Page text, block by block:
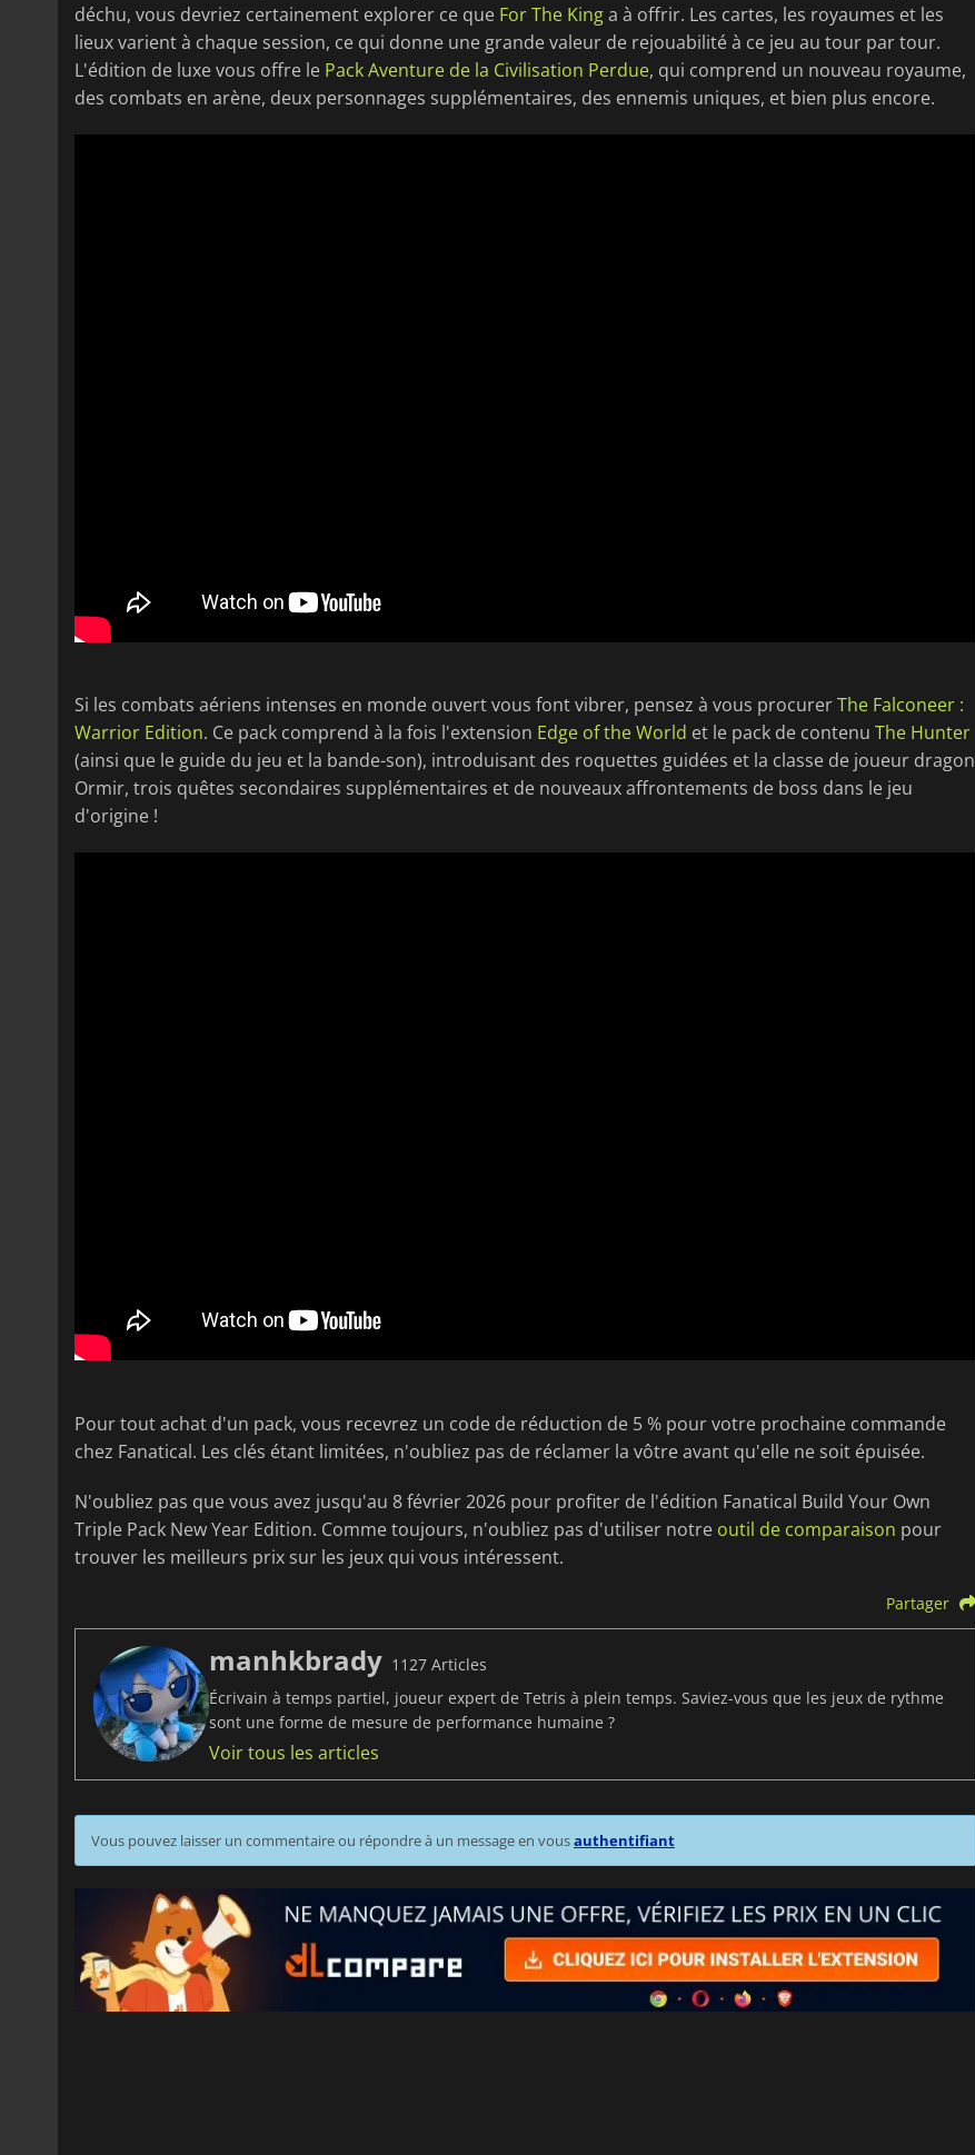
déchu, vous devriez certainement explorer ce que For The Kinga à offrir. Les cartes, les royaumes et les
lieux varient à chaque session, ce qui donne une grande valeur de rejouabilité à ce jeu au tour par tour.
L'édition de luxe vous offre le Pack Aventure de la Civilisation Perdue, qui comprend un nouveau royaume,
des combats en arène, deux personnages supplémentaires, des ennemis uniques, et bien plus encore.
Si les combats aériens intenses en monde ouvert vous font vibrer, pensez à vous procurerThe Falconeer :
Warrior Edition. Ce pack comprend à la fois l'extension Edge of the World et le pack de contenu The Hunter
(ainsi que le guide du jeu et la bande-son), introduisant des roquettes guidées et la classe de joueur dragon
Ormir, trois quêtes secondaires supplémentaires et de nouveaux affrontements de boss dans le jeu
d'origine !
Pour tout achat d'un pack, vous recevrez un code de réduction de 5 % pour votre prochaine commande
chez Fanatical. Les clés étant limitées, n'oubliez pas de réclamer la vôtre avant qu'elle ne soit épuisée.
N'oubliez pas que vous avez jusqu'au 8 février 2026 pour profiter de l'édition Fanatical Build Your Own
Triple Pack New Year Edition. Comme toujours, n'oubliez pas d'utiliser notre outil de comparaison pour
trouver les meilleurs prix sur les jeux qui vous intéressent.
Partager
manhkbrady 1127 Articles
Écrivain à temps partiel, joueur expert de Tetris à plein temps. Saviez-vous que les jeux de rythme
sont une forme de mesure de performance humaine ?
Voir tous les articles
Vous pouvez laisser un commentaire ou répondre à un message en vousauthentifiant